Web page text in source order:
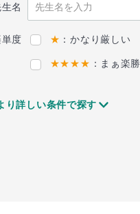
名
度 ★ ：かなり厳しい
★★★★ ：まぁ楽勝
り詳しい条件で探す